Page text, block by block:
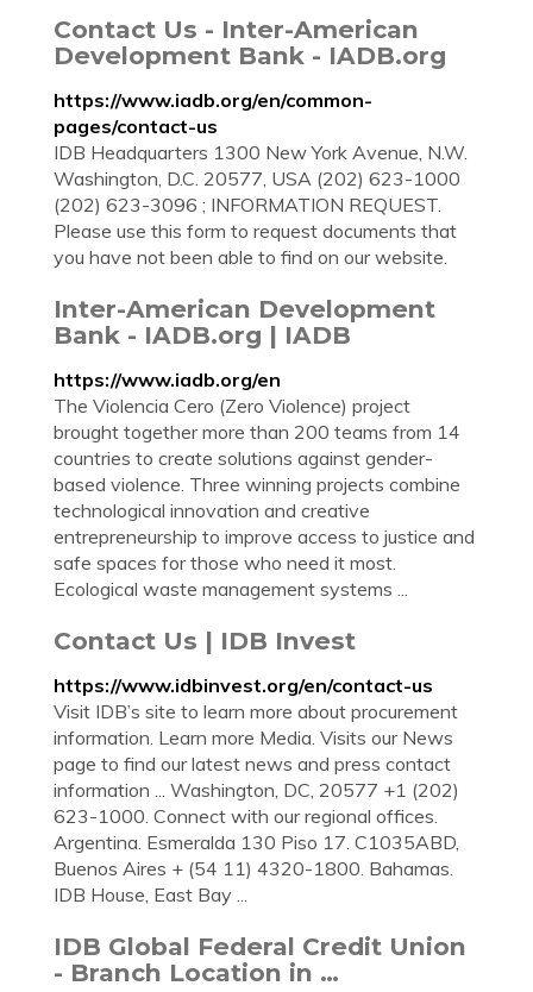
Contact Us - Inter-American
Development Bank - IADB.org
https://www.iadb.org/en/common-
pages/contact-us
IDB Headquarters 1300 New York Avenue, N.W.
Washington, D.C. 20577, USA (202) 623-1000
(202) 623-3096 ; INFORMATION REQUEST.
Please use this form to request documents that
you have not been able to find on our website.
Inter-American Development
Bank - IADB.org | IADB
https://www.iadb.org/en
The Violencia Cero (Zero Violence) project
brought together more than 200 teams from 14
countries to create solutions against gender-
based violence. Three winning projects combine
technological innovation and creative
entrepreneurship to improve access to justice and
safe spaces for those who need it most.
Ecological waste management systems ...
Contact Us | IDB Invest
https://www.idbinvest.org/en/contact-us
Visit IDB’s site to learn more about procurement
information. Learn more Media. Visits our News
page to find our latest news and press contact
information ... Washington, DC, 20577 +1 (202)
623-1000. Connect with our regional offices.
Argentina. Esmeralda 130 Piso 17. C1035ABD,
Buenos Aires + (54 11) 4320-1800. Bahamas.
IDB House, East Bay ...
IDB Global Federal Credit Union
- Branch Location in …